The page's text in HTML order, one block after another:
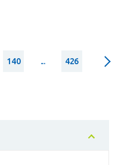
140 ... 426